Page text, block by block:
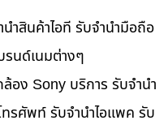
ำสินค้าไอที รับจำนำมือถือ
รนด์เนมต่างๆ
อง Sony บริการ รับจำนำ
รศัพท์ รับจำนำไอแพค รับ